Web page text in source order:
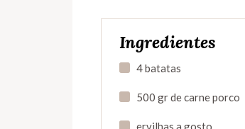
Ingredientes
4 batatas
500 gr de carne porco
ervilhas a gosto